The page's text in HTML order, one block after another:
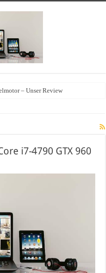
– Unser Review
i7-4790 GTX 960